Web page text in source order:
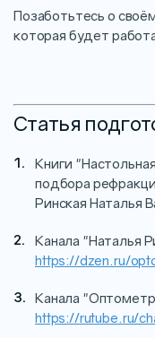
Позаботьтесь о
которая будет
Статья
Книги
подбора
Ринская Наталья
Канала "Наталья
https://dzen.ru/
Канала
https://rutube.ru/